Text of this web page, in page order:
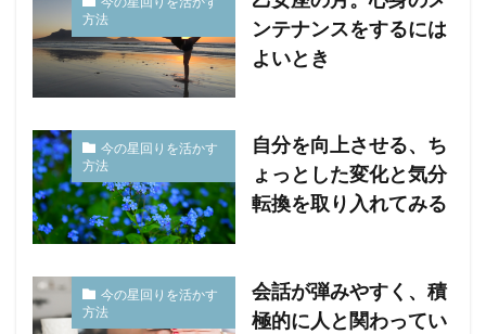
方法
ンテナンスをするには
よいとき
今の星回りを活かす
方法
自分を向上させる、ち
ょっとした変化と気分
転換を取り入れてみる
今の星回りを活かす
方法
会話が弾みやすく、積
極的に人と関わってい